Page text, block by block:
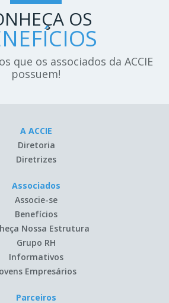
OS
que os associados da ACCIE
possuem!
A ACCIE
Diretoria
Diretrizes
Associados
Associe-se
Benefícios
Nossa Estrutura
Grupo RH
Informativos
Empresários
Parceiros